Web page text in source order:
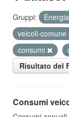
Gruppi: Energia
veicoli-comune
consumi
Risultato del
Consumi